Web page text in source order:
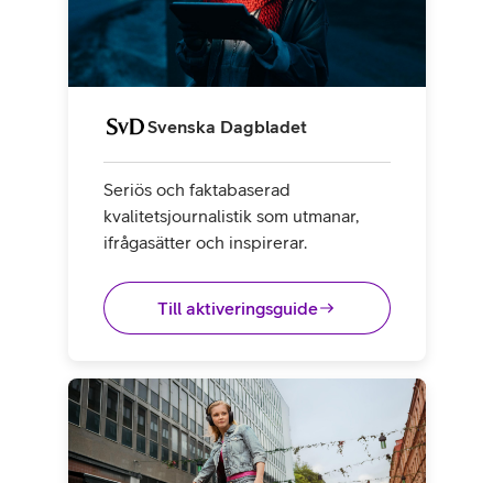
Svenska Dagbladet
Seriös och faktabaserad
kvalitetsjournalistik som utmanar,
ifrågasätter och inspirerar.
Till aktiveringsguide